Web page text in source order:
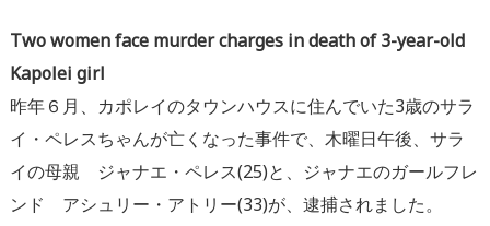
Two women face murder charges in death of 3-year-old
Kapolei girl
昨年６月、カポレイのタウンハウスに住んでいた3歳のサラ
イ・ ペレスちゃんが亡くなった事件で、木曜日午後、サラ
イの母親 ジャナエ・ペレス(25)と、ジャナエのガールフレ
ンド アシュリー・アトリー(33)が、逮捕されました。